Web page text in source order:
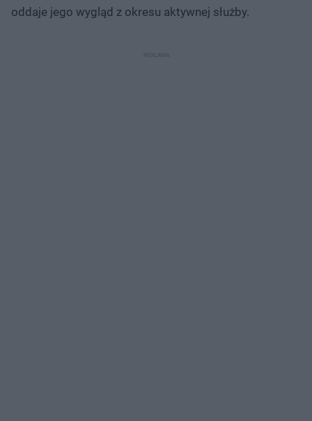
oddaje jego wygląd z okresu aktywnej służby.